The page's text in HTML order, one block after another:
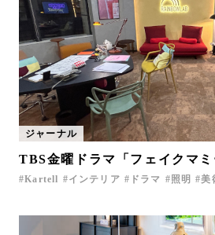
ジャーナル
TBS金曜ドラマ「フェイクマ
Kartell インテリア ドラマ 照明 美